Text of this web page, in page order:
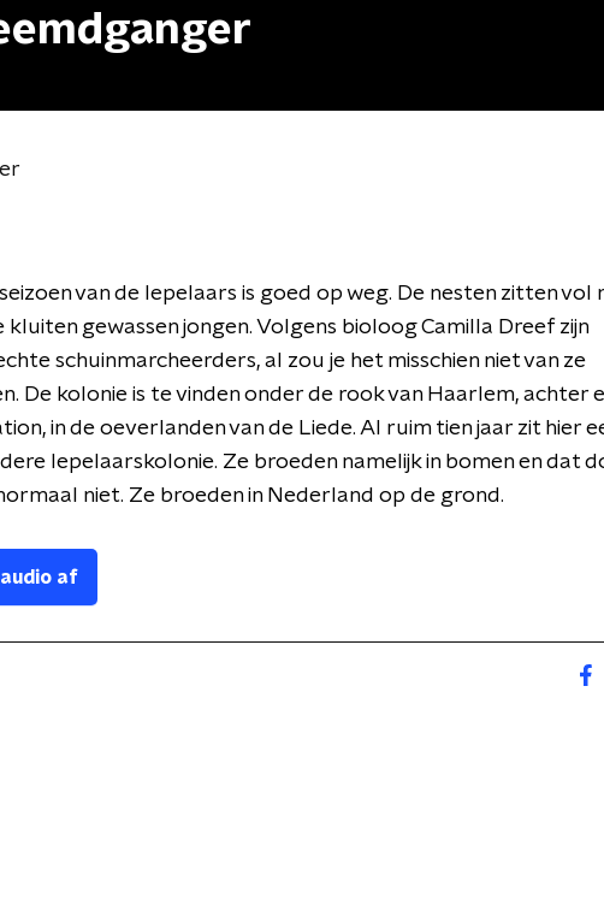
van de lepelaars is goed op weg. De nesten zitten vol
kluiten gewassen jongen. Volgens bioloog Camilla Dreef zijn
schuinmarcheerders, al zou je het misschien niet van ze
De kolonie is te vinden onder de rook van Haarlem, achter
in de oeverlanden van de Liede. Al ruim tien jaar zit hier
lepelaarskolonie. Ze broeden namelijk in bomen en dat
niet. Ze broeden in Nederland op de grond.
af